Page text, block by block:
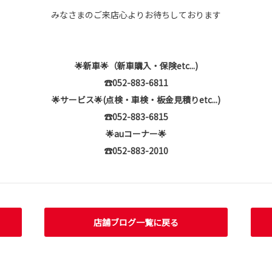
みなさまのご来店心よりお待ちしております
🌟新車🌟（新車購入・保険etc...)
☎052-883-6811
🌟サービス🌟(点検・車検・板金見積りetc...)
☎052-883-6815
🌟auコーナー🌟
☎052-883-2010
店舗ブログ一覧に戻る